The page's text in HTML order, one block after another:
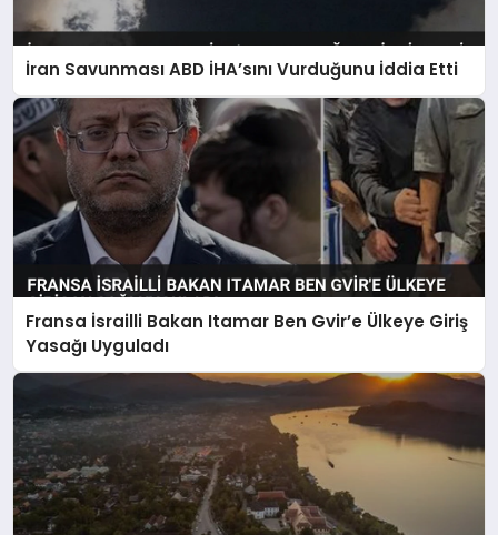
İran Savunması ABD İHA’sını Vurduğunu İddia Etti
Fransa İsrailli Bakan Itamar Ben Gvir’e Ülkeye Giriş
Yasağı Uyguladı